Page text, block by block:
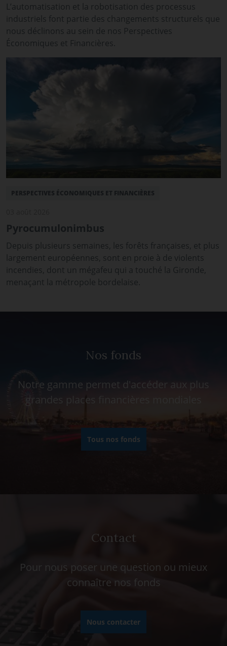
L’automatisation et la robotisation des processus
industriels font partie des changements structurels que
nous déclinons au sein de nos Perspectives
Économiques et Financières.
PERSPECTIVES ÉCONOMIQUES ET FINANCIÈRES
Pyrocumulonimbus
Depuis plusieurs semaines, les forêts françaises, et plus
largement européennes, sont en proie à de violents
incendies, dont un mégafeu qui a touché la Gironde,
menaçant la métropole bordelaise.
Nos fonds
Notre gamme permet d'accéder aux plus
grandes places financières mondiales
Tous nos fonds
Contact
Pour nous poser une question ou mieux
connaître nos fonds
Nous contacter